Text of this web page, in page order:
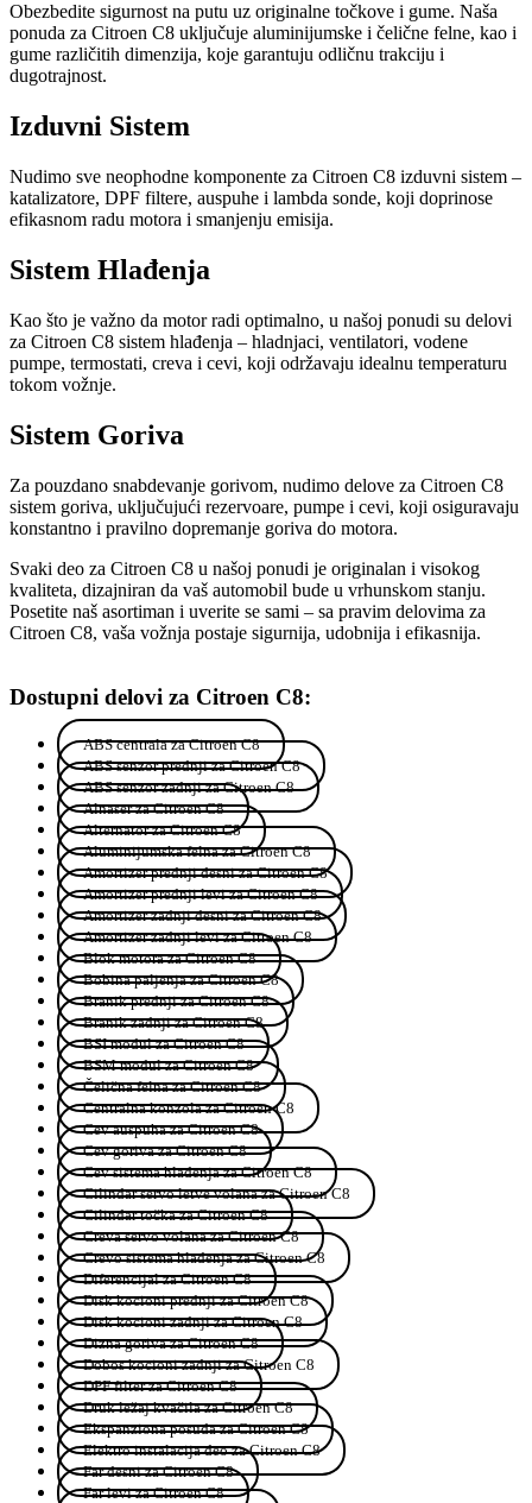
Obezbedite sigurnost na putu uz originalne točkove i gume. Naša
ponuda za Citroen C8 uključuje aluminijumske i čelične felne, kao i
gume različitih dimenzija, koje garantuju odličnu trakciju i
dugotrajnost.
Izduvni Sistem
Nudimo sve neophodne komponente za Citroen C8 izduvni sistem –
katalizatore, DPF filtere, auspuhe i lambda sonde, koji doprinose
efikasnom radu motora i smanjenju emisija.
Sistem Hlađenja
Kao što je važno da motor radi optimalno, u našoj ponudi su delovi
za Citroen C8 sistem hlađenja – hladnjaci, ventilatori, vodene
pumpe, termostati, creva i cevi, koji održavaju idealnu temperaturu
tokom vožnje.
Sistem Goriva
Za pouzdano snabdevanje gorivom, nudimo delove za Citroen C8
sistem goriva, uključujući rezervoare, pumpe i cevi, koji osiguravaju
konstantno i pravilno dopremanje goriva do motora.
Svaki deo za Citroen C8 u našoj ponudi je originalan i visokog
kvaliteta, dizajniran da vaš automobil bude u vrhunskom stanju.
Posetite naš asortiman i uverite se sami – sa pravim delovima za
Citroen C8, vaša vožnja postaje sigurnija, udobnija i efikasnija.
Dostupni delovi za Citroen C8:
ABS centrala za Citroen C8
ABS senzor prednji za Citroen C8
ABS senzor zadnji za Citroen C8
Alnaser za Citroen C8
Alternator za Citroen C8
Aluminijumska felna za Citroen C8
Amortizer prednji desni za Citroen C8
Amortizer prednji levi za Citroen C8
Amortizer zadnji desni za Citroen C8
Amortizer zadnji levi za Citroen C8
Blok motora za Citroen C8
Bobina paljenja za Citroen C8
Branik prednji za Citroen C8
Branik zadnji za Citroen C8
BSI modul za Citroen C8
BSM modul za Citroen C8
Čelična felna za Citroen C8
Centralna konzola za Citroen C8
Cev auspuha za Citroen C8
Cev goriva za Citroen C8
Cev sistema hlađenja za Citroen C8
Cilindar servo letve volana za Citroen C8
Cilindar točka za Citroen C8
Creva servo volana za Citroen C8
Crevo sistema hlađenja za Citroen C8
Diferencijal za Citroen C8
Disk kocioni prednji za Citroen C8
Disk kocioni zadnji za Citroen C8
Dizna goriva za Citroen C8
Dobos kocioni zadnji za Citroen C8
DPF filter za Citroen C8
Druk ležaj kvačila za Citroen C8
Ekspanziona posuda za Citroen C8
Elektro instalacija deo za Citroen C8
Far desni za Citroen C8
Far levi za Citroen C8